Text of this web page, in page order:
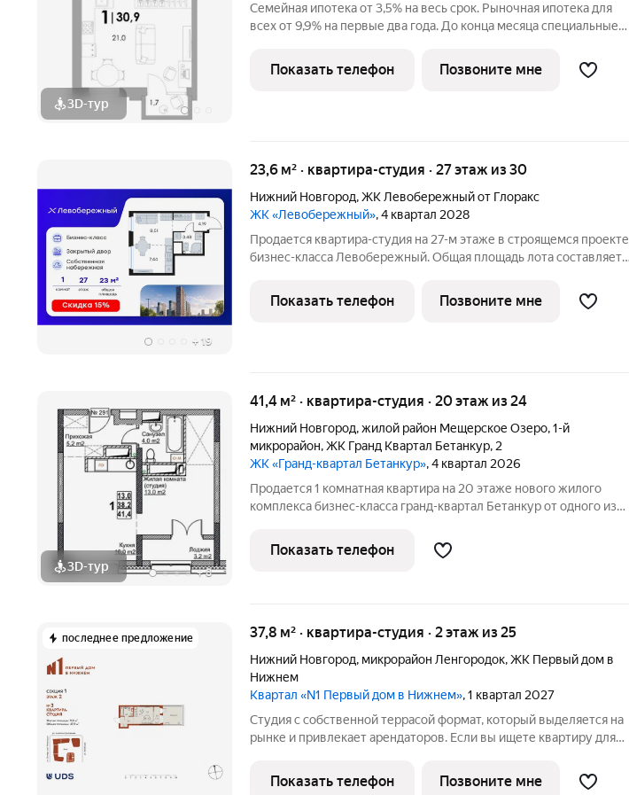
3D-тур
Семейная ипотека от 3,5% на весь срок. Рыночная ипотека для
всех от 9,9% на первые два года. До конца месяца специальные
класса бизнес-лайт на ул. Правды, в котором соединяется история
Показать телефон Позвоните мне
+ 19
23,6 м² · квартира-студия · 27 этаж из 30
Нижний Новгород,ЖК Левобережный от Глоракс
ЖК «Левобережный», 4 квартал 2028
Продается квартира-студия на 27-м этаже в строящемся проекте
бизнес-класса Левобережный. Общая площадь лота составляет
под кухонную зону. Номер квартиры - 458. Преимущества
квартиры:
Показать телефон Позвоните мне
3D-тур +8
41,4 м² · квартира-студия · 20 этаж из 24
Нижний Новгород,жилой район Мещерское Озеро,1-й
микрорайон,ЖК Гранд Квартал Бетанкур, 2
ЖК «Гранд-квартал Бетанкур», 4 квартал 2026
Продается 1 комнатная квартира на 20 этаже нового жилого
комплекса бизнес-класса гранд-квартал Бетанкур от одного из
ипотеке. Квартира сдается в черновой отделке. Рядом вся
необходимая
Показать телефон
последнее предложение 37,8 м² · квартира-студия · 2 этаж из 25
Нижний Новгород, микрорайон Ленгородок,ЖК Первый дом в
Нижнем
Квартал «N1 Первый дом в Нижнем», 1 квартал 2027
Студия с собственной террасой формат, который выделяется на
рынке и привлекает арендаторов. Если вы ищете квартиру для
Собственная терраса 12,5 м это редкое преимущество, которое
превращает
Показать телефон Позвоните мне